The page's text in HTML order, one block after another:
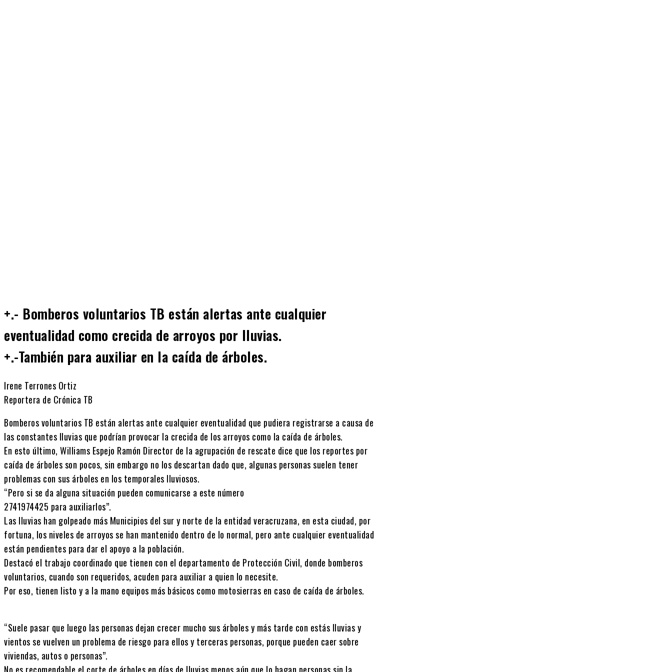
+.- Bomberos voluntarios TB están alertas ante cualquier
eventualidad como crecida de arroyos por lluvias.
+.-También para auxiliar en la caída de árboles.
Irene Terrones Ortiz
Reportera de Crónica TB
Bomberos voluntarios TB están alertas ante cualquier eventualidad que pudiera registrarse a causa de
las constantes lluvias que podrían provocar la crecida de los arroyos como la caída de árboles.
En esto último, Williams Espejo Ramón Director de la agrupación de rescate dice que los reportes por
caída de árboles son pocos, sin embargo no los descartan dado que, algunas personas suelen tener
problemas con sus árboles en los temporales lluviosos.
“Pero si se da alguna situación pueden comunicarse a este número
2741974425 para auxiliarlos”.
Las lluvias han golpeado más Municipios del sur y norte de la entidad veracruzana, en esta ciudad, por
fortuna, los niveles de arroyos se han mantenido dentro de lo normal, pero ante cualquier eventualidad
están pendientes para dar el apoyo a la población.
Destacó el trabajo coordinado que tienen con el departamento de Protección Civil, donde bomberos
voluntarios, cuando son requeridos, acuden para auxiliar a quien lo necesite.
Por eso, tienen listo y a la mano equipos más básicos como motosierras en caso de caída de árboles.
“Suele pasar que luego las personas dejan crecer mucho sus árboles y más tarde con estás lluvias y
vientos se vuelven un problema de riesgo para ellos y terceras personas, porque pueden caer sobre
viviendas, autos o personas”.